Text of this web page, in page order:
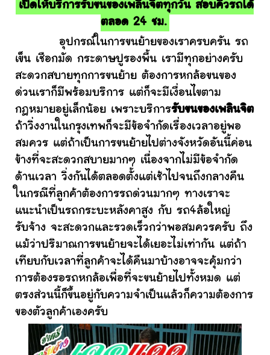
เปิดให้บริการรับขนของเพลินจิตทุกวัน สอบคิวรถได้
ตลอด 24 ชม.
อุปกรณ์ในการขนย้ายของเราครบครัน รถ
เข็น เชือกมัด กระดาษปูรองพื้น เรามีทุกอย่างครับ
สะดวกสบายทุกการขนย้าย ต้องการหกล้อขนของ
ด่วนเราก็มีพร้อมบริการ แต่ก็จะมีเงื่อนไขตาม
กฎหมายอยู่เล็กน้อย เพราะบริการรับขนของเพลินจิต
ถ้าวิ่งงานในกรุงเทพก็จะมีข้อจำกัดเรื่องเวลาอยู่พอ
สมควร แต่ถ้าเป็นการขนย้ายไปต่างจังหวัดอันนี้ค่อน
ข้างที่จะสะดวกสบายมากๆ เนื่องจากไม่มีข้อจำกัด
ด้านเวลา วิ่งกันได้ตลอดตั้งแต่เช้าไปจนถึงกลางคืน
ในกรณีที่ลูกค้าต้องการรถด่วนมากๆ ทางเราจะ
แนะนำเป็นรถกระบะหลังคาสูง กับ รถ4ล้อใหญ่
รับจ้าง จะสะดวกและรวดเร็วกว่าพอสมควรครับ ถึง
แม้ว่าปริมาณการขนย้ายจะได้เยอะไม่เท่ากัน แต่ถ้า
เทียบกับเวลาที่ลูกค้าจะได้คืนมาบ้างอาจจะคุ้มกว่า
การต้องรอรถหกล้อเพื่อที่จะขนย้ายไปทั้งหมด แต่
ตรงส่วนนี้ก็ขึ้นอยู่กับความจำเป็นแล้วก็ความต้องการ
ของตัวลูกค้าเองครับ